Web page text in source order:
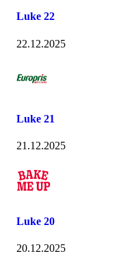
Luke 22
22.12.2025
Luke 21
21.12.2025
Luke 20
20.12.2025